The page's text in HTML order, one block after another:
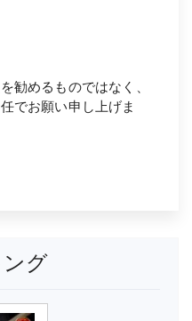
勧めるものではなく、
でお願い申し上げま
グ